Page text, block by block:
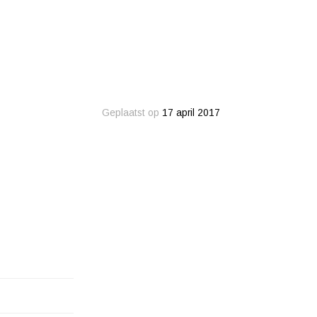
Geplaatst op 17 april 2017